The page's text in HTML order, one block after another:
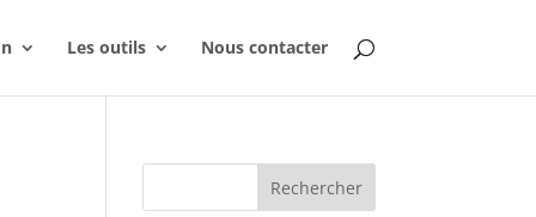
Les outils Nous contacter
Rechercher